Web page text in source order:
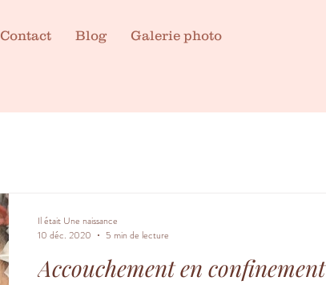
Contact Blog Galerie photo
Accouchement en confinement
Il était Une naissance
10 déc. 2020
5 min de lecture